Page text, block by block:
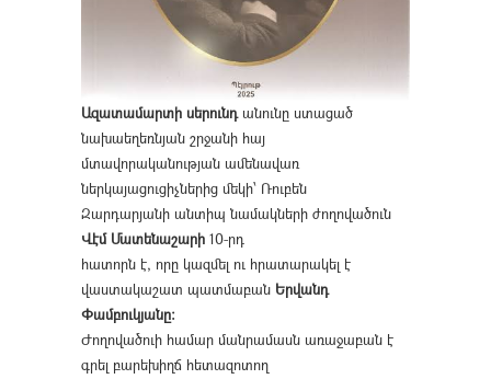
Ազատամարտի սերունդանունը ստացած
նախաեղեռնյան շրջանի հայ
մտավորականության ամենավառ
ներկայացուցիչներից մեկի՝ Ռուբեն
Զարդարյանի անտիպ նամակների ժողովածուն
Վէմ Մատենաշարի 10-րդ
հատորն է, որը կազմել ու հրատարակել է
վաստակաշատ պատմաբան Երվանդ
Փամբուկյանը։
Ժողովածուի համար մանրամասն առաջաբան է
գրել բարեխիղճ հետազոտող